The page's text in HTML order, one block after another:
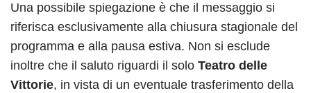
Una possibile spiegazione è che il messaggio si
riferisca esclusivamente alla chiusura stagionale del
programma e alla pausa estiva. Non si esclude
inoltre che il saluto riguardi il solo Teatro delle
Vittorie, in vista di un eventuale trasferimento della